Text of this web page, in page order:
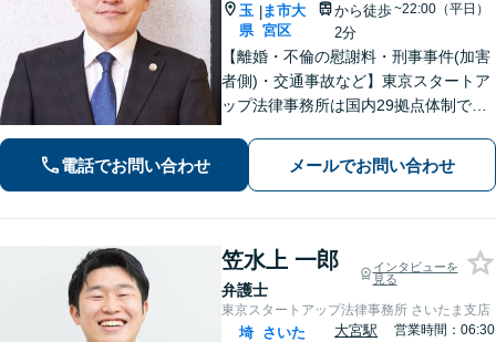
玉
県
|ま市大
宮区
から徒歩
2分
~22:00（平日）
【離婚・不倫の慰謝料・刑事事件(加害
者側)・交通事故など】東京スタートア
ップ法律事務所は国内29拠点体制で全
対応(法律相談は完全予約制)】各分野で
専門性の高い弁護士が寄り添い解決を
電話でお問い合わせ メールでお問い合わせ
笠水上 一郎
弁護士
インタビューを
見る
東京スタートアップ法律事務所 さいたま支店
埼 さいた
大宮駅
営業時間：06:30